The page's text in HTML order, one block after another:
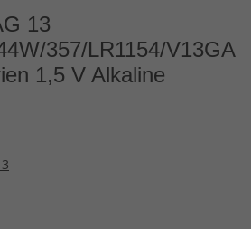
13
357/LR1154/V13GA
1,5 V Alkaline